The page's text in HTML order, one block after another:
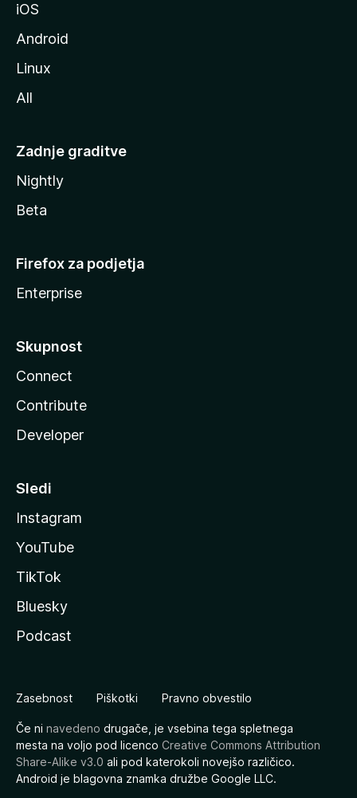
e
iOS
Android
Linux
All
Zadnje graditve
Nightly
Beta
Firefox za podjetja
Enterprise
Skupnost
Connect
Contribute
Developer
Sledi
Instagram
YouTube
TikTok
Bluesky
Podcast
Zasebnost Piškotki Pravno obvestilo
Če ni navedeno drugače, je vsebina tega spletnega
mesta na voljo pod licenco Creative Commons Attribution
Share-Alike v3.0 ali pod katerokoli novejšo različico.
Android je blagovna znamka družbe Google LLC.